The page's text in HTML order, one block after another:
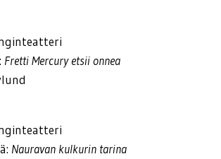
Fretti Mercury etsii onnea
Nauravan kulkurin tarina